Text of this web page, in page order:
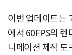
이번 업데이트는
에서 60FPS의 렌
니메이션 제작 도